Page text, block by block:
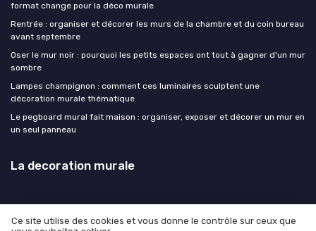
format change pour la déco murale
Rentrée : organiser et décorer les murs de la chambre et du coin bureau
avant septembre
Oser le mur noir : pourquoi les petits espaces ont tout à gagner d'un mur
sombre
Lampes champignon : comment ces luminaires sculptent une
décoration murale thématique
Le pegboard mural fait maison : organiser, exposer et décorer un mur en
un seul panneau
La decoration murale
Ce site utilise des cookies et vous donne le contrôle sur ceux que